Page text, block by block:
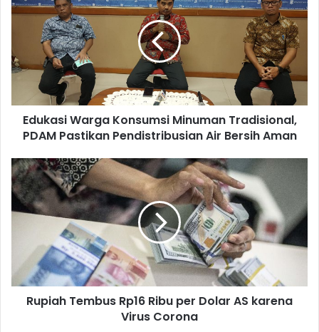
Edukasi Warga Konsumsi Minuman Tradisional,
PDAM Pastikan Pendistribusian Air Bersih Aman
Rupiah Tembus Rp16 Ribu per Dolar AS karena
Virus Corona